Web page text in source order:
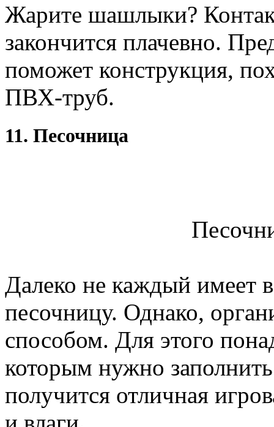
Жарите шашлыки?
закончится плачевно.
поможет конструкция,
ПВХ-труб.
11. Песочница
Далеко не каждый имеет
песочницу. Однако,
способом. Для этого
которым нужно
получится отличная